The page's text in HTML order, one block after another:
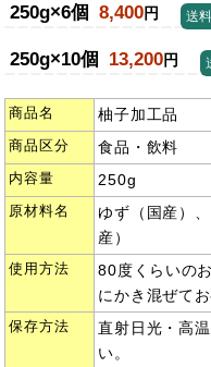
250g×6個 8,400円 送
250g×10個 13,200円
商品名 柚子加工品
商品区分 食品・飲料
内容量 250g
原材料名
ゆず（国産）
産）
使用方法
80度くらいの
にかき混ぜて
保存方法
直射日光・高
い。